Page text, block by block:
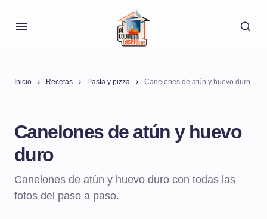
Inicio Recetas Pasta y pizza Canelones de atún y huevo duro
Canelones de atún y huevo
duro
Canelones de atún y huevo duro con todas las
fotos del paso a paso.